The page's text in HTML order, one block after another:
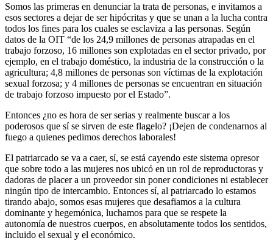
Somos las primeras en denunciar la trata de personas, e invitamos a
esos sectores a dejar de ser hipócritas y que se unan a la lucha contra
todos los fines para los cuales se esclaviza a las personas. Según
datos de la OIT “de los 24,9 millones de personas atrapadas en el
trabajo forzoso, 16 millones son explotadas en el sector privado, por
ejemplo, en el trabajo doméstico, la industria de la construcción o la
agricultura; 4,8 millones de personas son víctimas de la explotación
sexual forzosa; y 4 millones de personas se encuentran en situación
de trabajo forzoso impuesto por el Estado”.
Entonces ¿no es hora de ser serias y realmente buscar a los
poderosos que sí se sirven de este flagelo? ¡Dejen de condenarnos al
fuego a quienes pedimos derechos laborales!
El patriarcado se va a caer, sí, se está cayendo este sistema opresor
que sobre todo a las mujeres nos ubicó en un rol de reproductoras y
dadoras de placer a un proveedor sin poner condiciones ni establecer
ningún tipo de intercambio. Entonces sí, al patriarcado lo estamos
tirando abajo, somos esas mujeres que desafiamos a la cultura
dominante y hegemónica, luchamos para que se respete la
autonomía de nuestros cuerpos, en absolutamente todos los sentidos,
incluido el sexual y el económico.